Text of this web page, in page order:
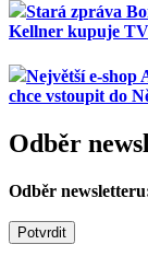
Stará zpráva
Kellner kupuje
Největší e-shop
chce vstoupit do
Odběr
Odběr